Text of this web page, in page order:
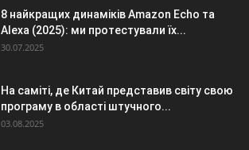
8 найкращих динаміків Amazon Echo та
Alexa (2025): ми протестували їх...
30.07.2025
На саміті, де Китай представив світу свою
програму в області штучного...
03.08.2025